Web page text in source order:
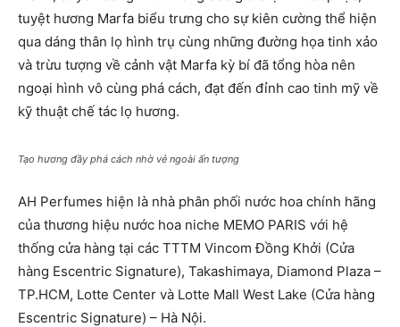
tuyệt hương Marfa biểu trưng cho sự kiên cường thể hiện
qua dáng thân lọ hình trụ cùng những đường họa tinh xảo
và trừu tượng về cảnh vật Marfa kỳ bí đã tổng hòa nên
ngoại hình vô cùng phá cách, đạt đến đỉnh cao tinh mỹ về
kỹ thuật chế tác lọ hương.
Tạo hương đầy phá cách nhờ vẻ ngoài ấn tượng
AH Perfumes hiện là nhà phân phối nước hoa chính hãng
của thương hiệu nước hoa niche MEMO PARIS với hệ
thống cửa hàng tại các TTTM Vincom Đồng Khởi (Cửa
hàng Escentric Signature), Takashimaya, Diamond Plaza –
TP.HCM, Lotte Center và Lotte Mall West Lake (Cửa hàng
Escentric Signature) – Hà Nội.